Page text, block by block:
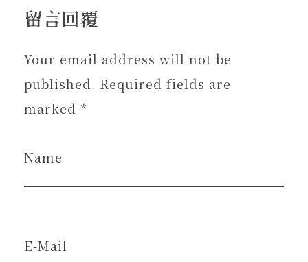
留言回覆
Your email address will not be
published. Required fields are
marked *
Name
E-Mail